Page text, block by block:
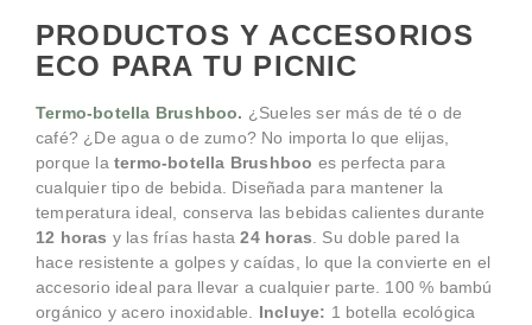
PRODUCTOS Y ACCESORIOS
ECO PARA TU PICNIC
Termo-botella Brushboo. ¿Sueles ser más de té o de
café? ¿De agua o de zumo? No importa lo que elijas,
porque la termo-botella Brushboo es perfecta para
cualquier tipo de bebida. Diseñada para mantener la
temperatura ideal, conserva las bebidas calientes durante
12 horas y las frías hasta24 horas . Su doble pared la
hace resistente a golpes y caídas, lo que la convierte en el
accesorio ideal para llevar a cualquier parte. 100 % bambú
orgánico y acero inoxidable. Incluye: 1 botella ecológica